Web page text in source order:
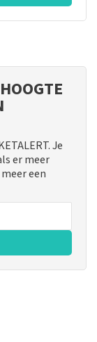
Je
er meer
een